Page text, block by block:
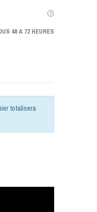
48 A 72 HEURES
totalisera